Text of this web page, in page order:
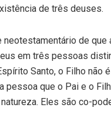
de três deuses.
de que
em três pessoas
Santo, o Filho não
pessoa que o Pai e o
Eles são co-